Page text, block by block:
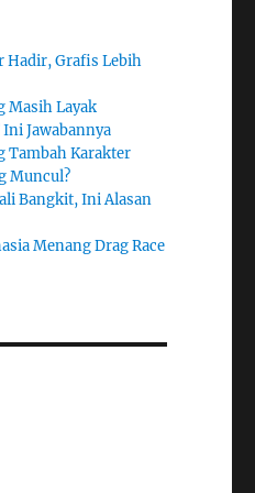
Hadir, Grafis Lebih
Masih Layak
Jawabannya
Tambah Karakter
Muncul?
Bangkit, Ini Alasan
Menang Drag Race